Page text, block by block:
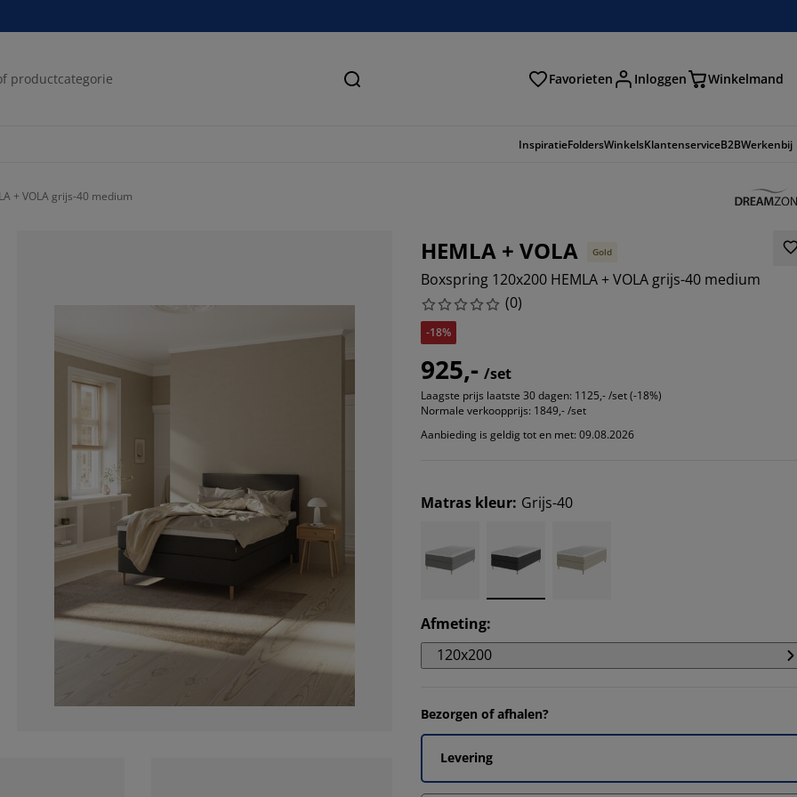
Zoeken Favorieten Inloggen Winkelmand
InspiratieFoldersWinkelsKlantenserviceB2BWerkenbij
+ VOLA grijs-40 medium
HEMLA + VOLA Gold
Boxspring 120x200 HEMLA + VOLA grijs-40 medium
(0)
-18%
925,- /set
Laagste prijs laatste 30 dagen: 1125,- /set (-18%)
Normale verkoopprijs: 1849,- /set
Aanbieding is geldig tot en met: 09.08.2026
Matras kleur: Grijs-40
Afmeting:
120x200
Bezorgen of afhalen?
Levering